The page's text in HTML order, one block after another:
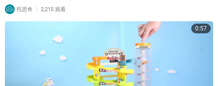
托思奇 | 2,215 观看
0:57